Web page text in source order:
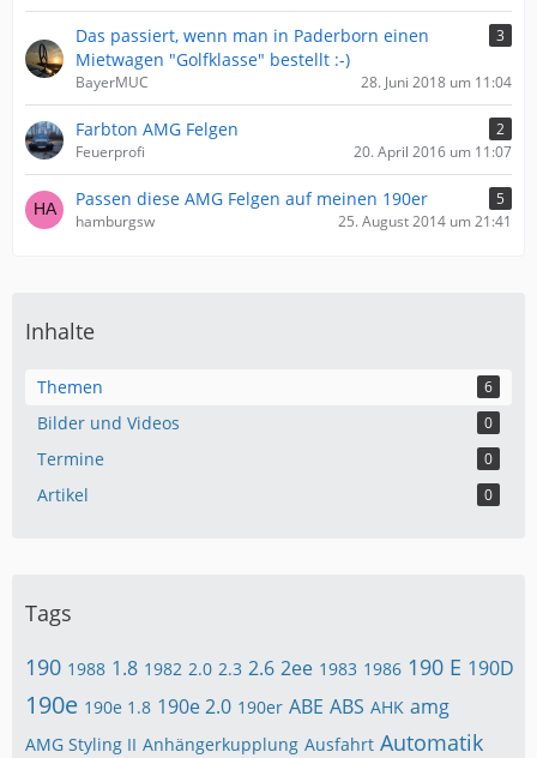
Das passiert, wenn man in Paderborn einen
Mietwagen "Golfklasse" bestellt :-)
3
BayerMUC 28. Juni 2018 um 11:04
Farbton AMG Felgen
2
Feuerprofi
20. April 2016 um 11:07
Passen diese AMG Felgen auf meinen 190er
5
hamburgsw
25. August 2014 um 21:41
Inhalte
Themen 6
Bilder und Videos 0
Termine 0
Artikel 0
Tags
190 1988 1.8 1982 2.0 2.3 2.6 2ee 1983 1986 190 E 190D
190e 190e 1.8 190e 2.0 190er ABE ABS AHK amg
AMG Styling II Anhängerkupplung Ausfahrt Automatik